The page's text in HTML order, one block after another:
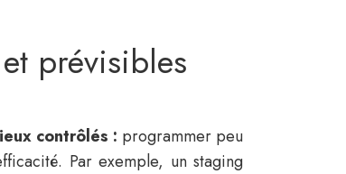
prévisibles
contrôlés : programmer peu
Par exemple, un staging